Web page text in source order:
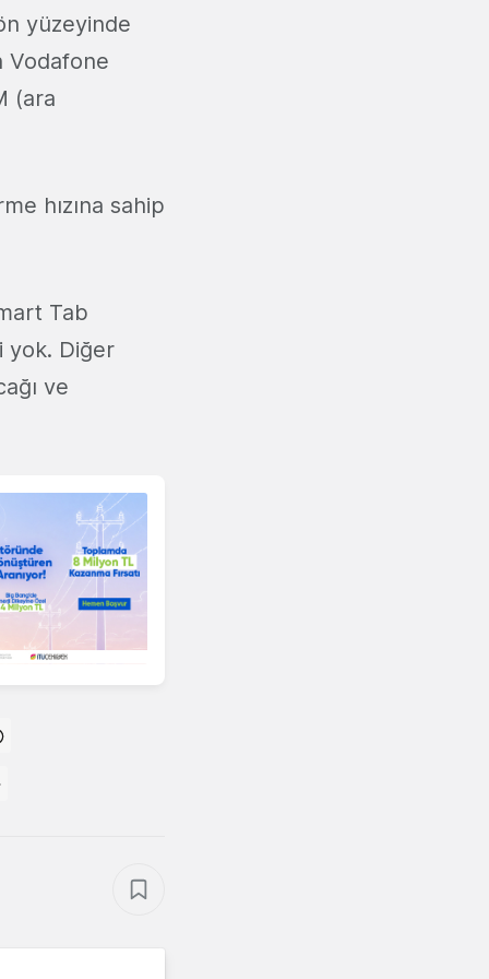
yüzeyinde
Vodafone
(ara
hızına sahip
Tab
yok. Diğer
ve